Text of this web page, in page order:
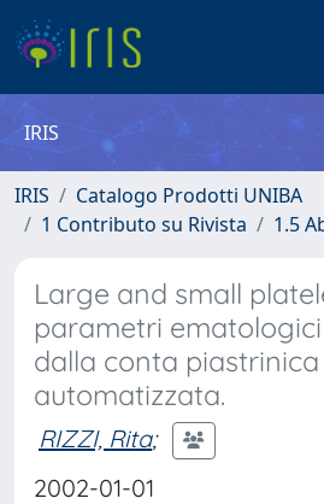
IRIS
IRIS
Catalogo Prodotti UNIBA
1 Contributo su Rivista
1.5
Large and small
parametri
dalla conta piastrinica
automatizzata.
RIZZI, Rita;
2002-01-01